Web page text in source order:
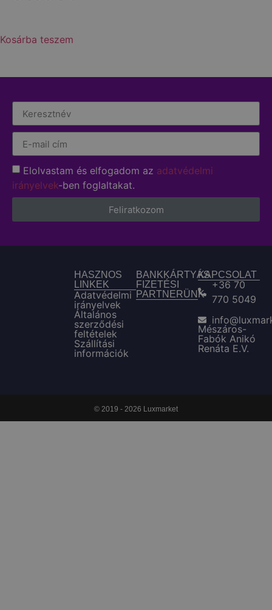
Kosárba teszem
Elolvastam és elfogadom az adatvédelmi
irányelvek-ben foglaltakat.
Feliratkozom
HASZNOS
LINKEK
Adatvédelmi
irányelvek
Általános
szerződési
feltételek
Szállítási
információk
BANKKÁRTYÁS
FIZETÉSI
PARTNERÜNK
KAPCSOLAT
+36 70
770 5049
Mészáros-
Fabók Anikó
Renáta E.V.
© 2019 - 2026 Luxmarket